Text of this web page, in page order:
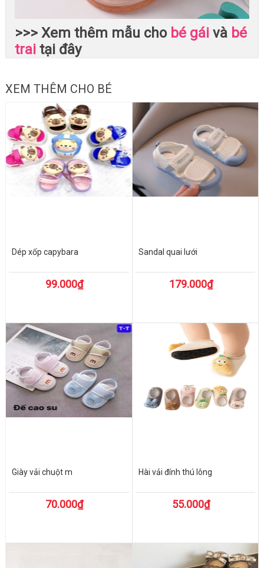
>>> Xem thêm mẫu cho bé gái và bé
trai tại đây
XEM THÊM CHO BÉ
Dép xốp capybara
99.000₫
Sandal quai lưới
179.000₫
Giày vải chuột m
70.000₫
Hài vải đính thú lông
55.000₫